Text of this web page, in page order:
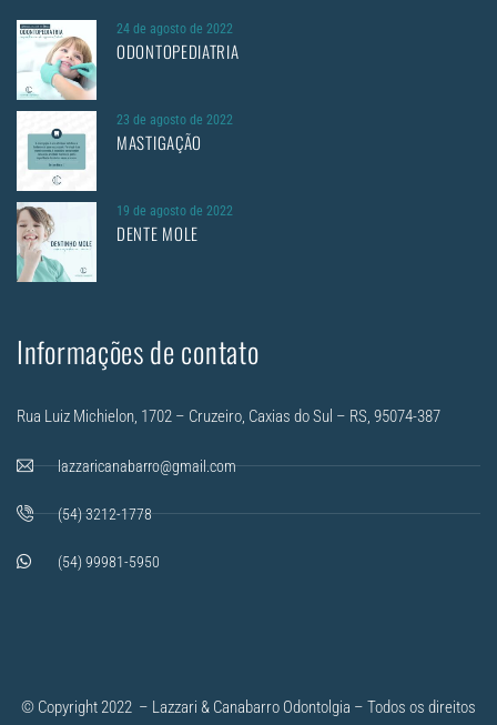
24 de agosto de 2022
ODONTOPEDIATRIA
23 de agosto de 2022
MASTIGAÇÃO
19 de agosto de 2022
DENTE MOLE
Informações de contato
Rua Luiz Michielon, 1702 – Cruzeiro, Caxias do Sul – RS, 95074-387
lazzaricanabarro@gmail.com
(54) 3212-1778
(54) 99981-5950
© Copyright 2022 – Lazzari & Canabarro Odontolgia – Todos os direitos